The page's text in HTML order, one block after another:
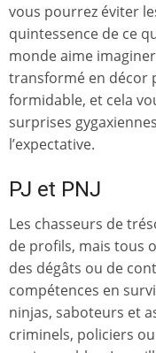
vous pourrez éviter
quintessence de ce
monde aime
transformé en décor
formidable, et cela
surprises
l’expectative.
PJ et PNJ
Les chasseurs de
de profils, mais tous
des dégâts ou de
compétences en
ninjas, saboteurs et
criminels, policiers